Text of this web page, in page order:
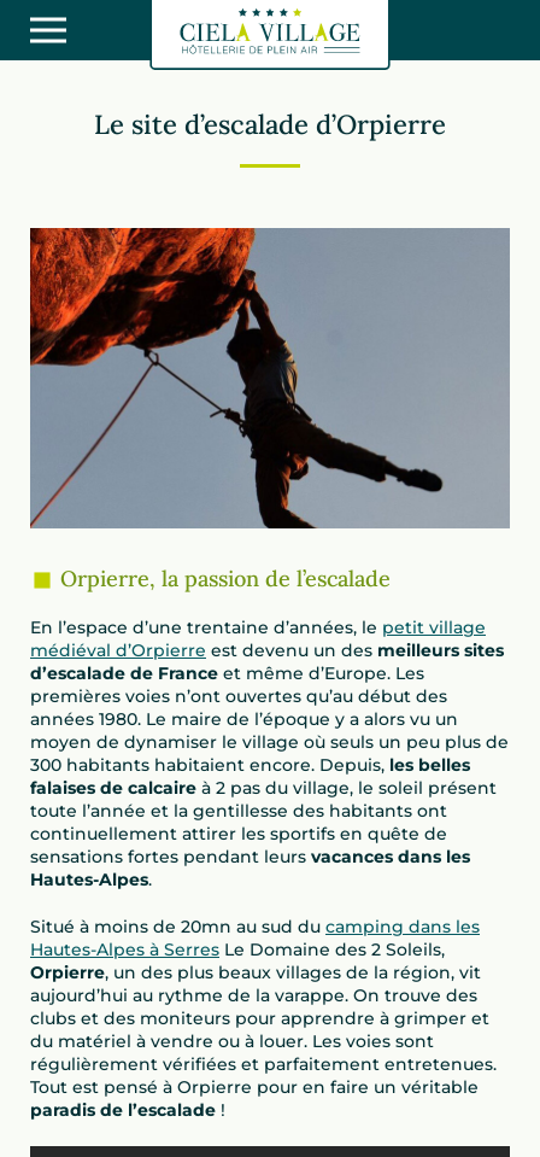
Le site d’escalade d’Orpierre
Orpierre, la passion de l’escalade
En l’espace d’une trentaine d’années, le petit village
médiéval d’Orpierre est devenu un des meilleurs sites
d’escalade de France et même d’Europe. Les
premières voies n’ont ouvertes qu’au début des
années 1980. Le maire de l’époque y a alors vu un
moyen de dynamiser le village où seuls un peu plus de
300 habitants habitaient encore. Depuis, les belles
falaises de calcaire à 2 pas du village, le soleil présent
toute l’année et la gentillesse des habitants ont
continuellement attirer les sportifs en quête de
sensations fortes pendant leurs vacances dans les
Hautes-Alpes.
Situé à moins de 20mn au sud du camping dans les
Hautes-Alpes à Serres Le Domaine des 2 Soleils,
Orpierre, un des plus beaux villages de la région, vit
aujourd’hui au rythme de la varappe. On trouve des
clubs et des moniteurs pour apprendre à grimper et
du matériel à vendre ou à louer. Les voies sont
régulièrement vérifiées et parfaitement entretenues.
Tout est pensé à Orpierre pour en faire un véritable
paradis de l’escalade !